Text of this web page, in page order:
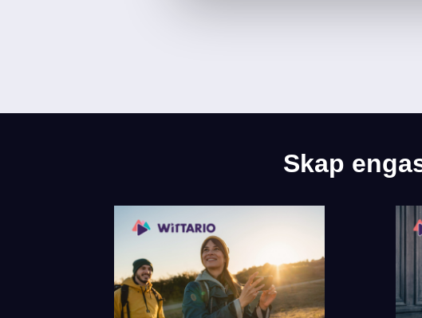
Skap